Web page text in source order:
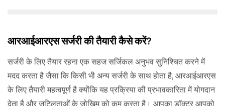
आरआईआरएस सर्जरी की तैयारी कैसे करें?
सर्जरी के लिए तैयार रहना एक सहज सर्जिकल अनुभव सुनिश्चित करने में
मदद करता है जैसा कि किसी भी अन्य सर्जरी के साथ होता है, आरआईआरएस
के लिए तैयारी महत्वपूर्ण है क्योंकि यह प्रक्रिया की प्रभावकारिता में योगदान
देता है और जटिलताओं के जोखिम को कम करता है। आपका डॉक्टर आपको